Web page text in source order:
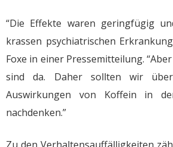
“Die Effekte waren geringfügig
krassen psychiatrischen
Foxe in einer Pressemitteilung.
sind da. Daher sollten wir
Auswirkungen von Koffein in
nachdenken.”